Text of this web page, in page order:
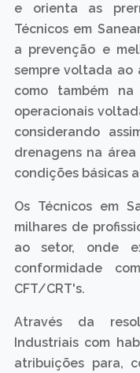
e orienta as
Técnicos em
a prevenção e
sempre voltada ao
como também
operacionais
considerando
drenagens na
condições básicas
Os Técnicos em
milhares de
ao setor, onde
conformidade
CFT/CRT's.
Através da
Industriais com
atribuições para,